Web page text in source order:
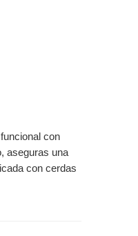
con
aseguras una
con cerdas